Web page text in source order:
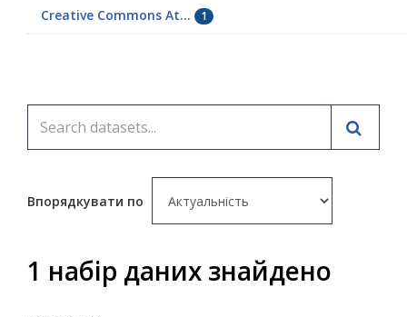
Creative Commons At... 1
Впорядкувати по
1 набір даних знайдено